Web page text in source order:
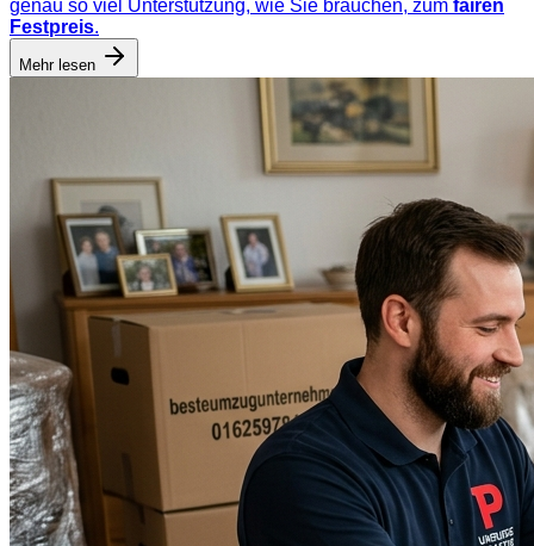
genau so viel Unterstützung, wie Sie brauchen, zum fairen
Festpreis.
Mehr lesen